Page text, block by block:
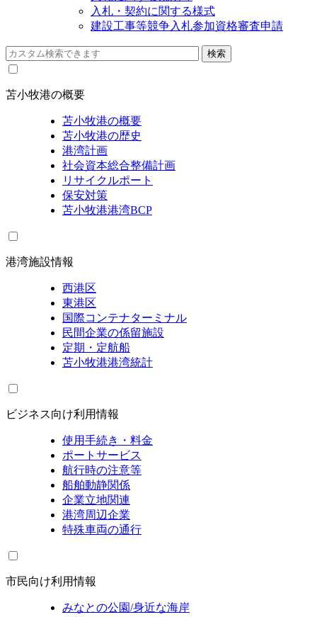
入札・契約に関する様式
建設工事等競争入札参加資格審査申請
苫小牧港の概要
苫小牧港の概要
苫小牧港の歴史
港湾計画
社会資本総合整備計画
リサイクルポート
保安対策
苫小牧港港湾BCP
港湾施設情報
西港区
東港区
国際コンテナターミナル
民間企業の係留施設
定期・定航船
苫小牧港港湾統計
ビジネス向け利用情報
使用手続き・料金
ポートサービス
航行時の注意等
船舶動静関係
企業立地関連
港湾周辺企業
特殊車両の通行
市民向け利用情報
みなとの公園/身近な海岸